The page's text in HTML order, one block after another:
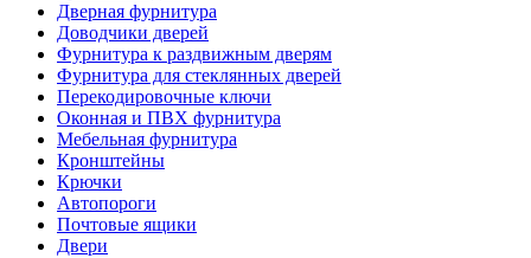
Дверная фурнитура
Доводчики дверей
Фурнитура к раздвижным дверям
Фурнитура для стеклянных дверей
Перекодировочные ключи
Оконная и ПВХ фурнитура
Мебельная фурнитура
Кронштейны
Крючки
Автопороги
Почтовые ящики
Двери